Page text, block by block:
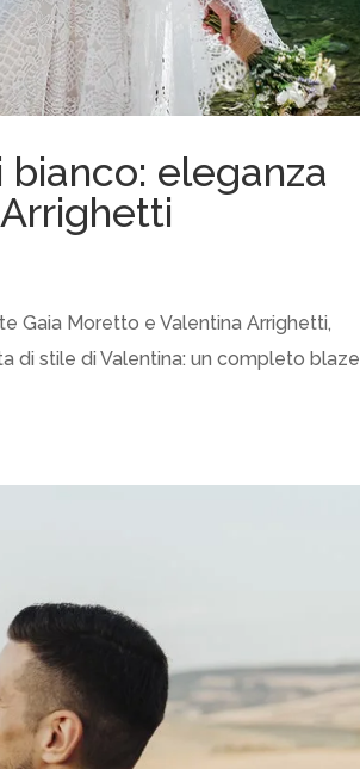
eleganza
Gaia Moretto e Valentina Arrighetti,
di stile di Valentina: un completo